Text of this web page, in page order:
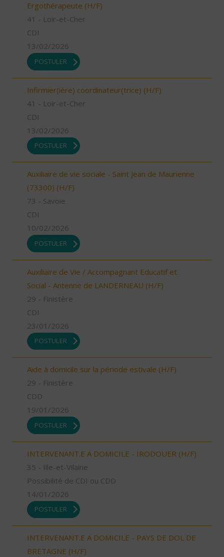
Ergothérapeute (H/F)
41 - Loir-et-Cher
CDI
13/02/2026
POSTULER
Infirmier(ière) coordinateur(trice) (H/F)
41 - Loir-et-Cher
CDI
13/02/2026
POSTULER
Auxiliaire de vie sociale - Saint Jean de Maurienne
(73300) (H/F)
73 - Savoie
CDI
10/02/2026
POSTULER
Auxiliaire de Vie / Accompagnant Educatif et
Social - Antenne de LANDERNEAU (H/F)
29 - Finistère
CDI
23/01/2026
POSTULER
Aide à domicile sur la période estivale (H/F)
29 - Finistère
CDD
19/01/2026
POSTULER
INTERVENANT.E A DOMICILE - IRODOUER (H/F)
35 - Ille-et-Vilaine
Possibilité de CDI ou CDD
14/01/2026
POSTULER
INTERVENANT.E A DOMICILE - PAYS DE DOL DE
BRETAGNE (H/F)